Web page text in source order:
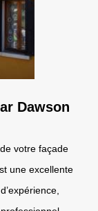
Dawson
votre façade
une excellente